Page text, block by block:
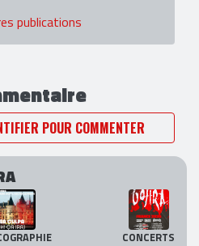
publications
POUR COMMENTER
CONCERTS